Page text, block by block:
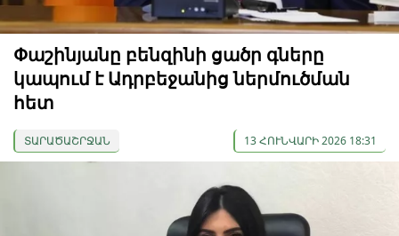
Փաշինյանը բենզինի ցածր գները
կապում է Ադրբեջանից ներմուծման
հետ
ՏԱՐԱԾԱՇՐՋԱՆ 13 ՀՈՒՆՎԱՐԻ 2026 18:31